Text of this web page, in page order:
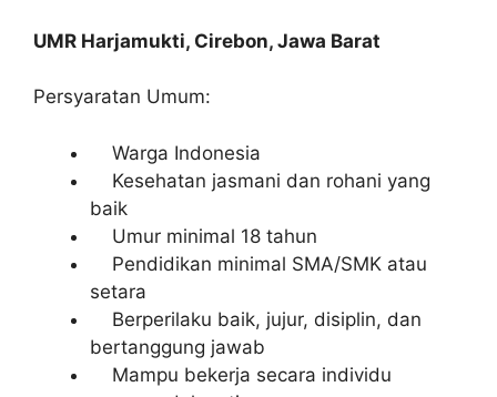
UMR Harjamukti, Cirebon, Jawa Barat
Persyaratan Umum:
Warga Indonesia
Kesehatan jasmani dan rohani yang
baik
Umur minimal 18 tahun
Pendidikan minimal SMA/SMK atau
setara
Berperilaku baik, jujur, disiplin, dan
bertanggung jawab
Mampu bekerja secara individu